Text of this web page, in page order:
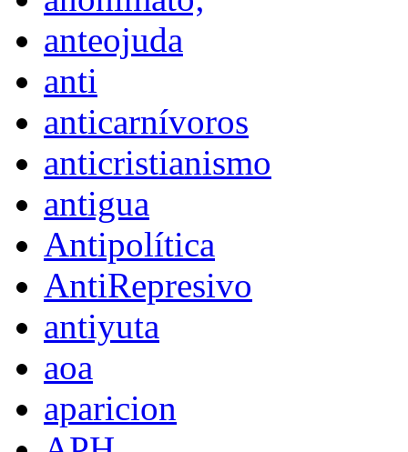
anteojuda
anti
anticarnívoros
anticristianismo
antigua
Antipolítica
AntiRepresivo
antiyuta
aoa
aparicion